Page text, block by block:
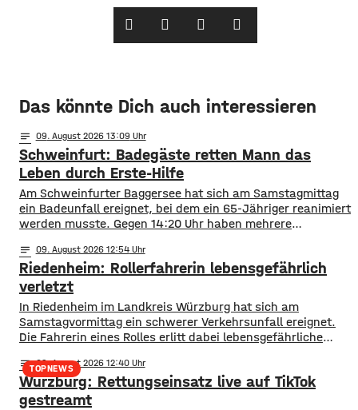
Das könnte Dich auch interessieren
notes 09. August 2026 13:09
Schweinfurt: Badegäste retten Mann das
Leben durch Erste-Hilfe
Am Schweinfurter Baggersee hat sich am Samstagmittag
ein Badeunfall ereignet, bei dem ein 65-Jähriger reanimiert
werden musste. Gegen 14:20 Uhr haben mehrere
Richtung Ufer schwamm und plötzlich unterging. Sofort
eilten mehrere Personen ins Wasser, zogen ihn an Land
und begannen umgehend mit Reanimationsmaßnahmen.
Diese führten sie so lange
notes 09. August 2026 12:54
Riedenheim: Rollerfahrerin lebensgefährlich
verletzt
In Riedenheim im Landkreis Würzburg hat sich am
Samstagvormittag ein schwerer Verkehrsunfall ereignet.
Die Fahrerin eines Rolles erlitt dabei lebensgefährliche
Staatsstraße in Richtung Riedenheim. An der Einmündung
zur Sonderhofer Straße querte ein Traktor die Staatsstraße
und übersah dabei die vorfahrtsberechtigte Rollerfahrerin.
TOPNEWS
notes 09. August 2026 12:40
Würzburg: Rettungseinsatz live auf TikTok
gestreamt